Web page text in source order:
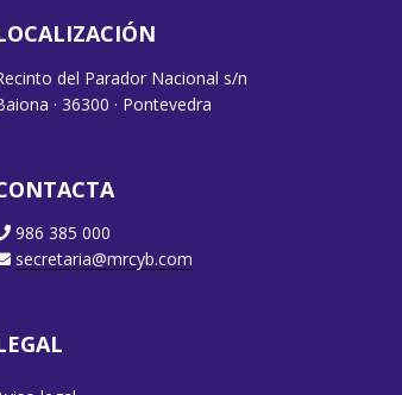
del Parador Nacional s/n
· 36300 · Pontevedra
986 385 000
secretaria@mrcyb.com